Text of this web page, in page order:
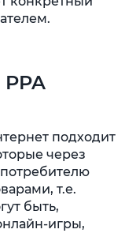
подходит
через
т.е.
быть,
игры,